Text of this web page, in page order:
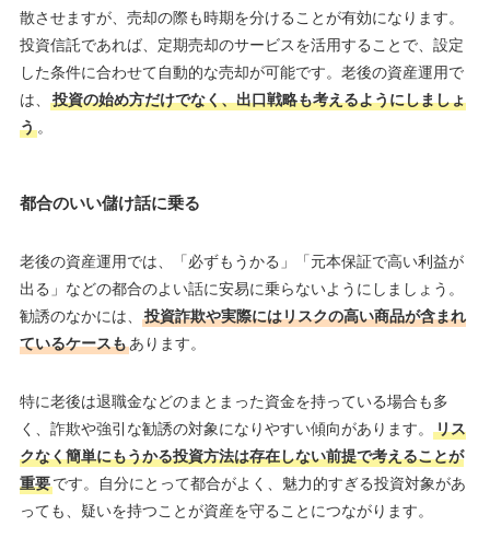
散させますが、売却の際も時期を分けることが有効になります。
投資信託であれば、定期売却のサービスを活用することで、設定
した条件に合わせて自動的な売却が可能です。老後の資産運用で
は、
投資の始め方だけでなく、出口戦略も考えるようにしましょ
う。
都合のいい儲け話に乗る
老後の資産運用では、「必ずもうかる」「元本保証で高い利益が
出る」などの都合のよい話に安易に乗らないようにしましょう。
勧誘のなかには、
投資詐欺や実際にはリスクの高い商品が含まれ
ているケースもあります。
特に老後は退職金などのまとまった資金を持っている場合も多
く、詐欺や強引な勧誘の対象になりやすい傾向があります。
リス
クなく簡単にもうかる投資方法は存在しない前提で考えることが
重要です。自分にとって都合がよく、魅力的すぎる投資対象があ
っても、疑いを持つことが資産を守ることにつながります。